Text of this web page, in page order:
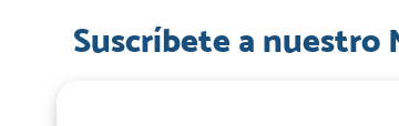
Suscríbete a nuestro